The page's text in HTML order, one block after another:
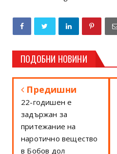
ПОДОБНИ НОВИНИ
Предишни
22-годишен е
задържан за
притежание на
наротично вещество
в Бобов дол